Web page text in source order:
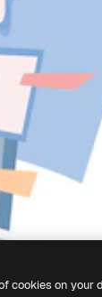
cookies on your